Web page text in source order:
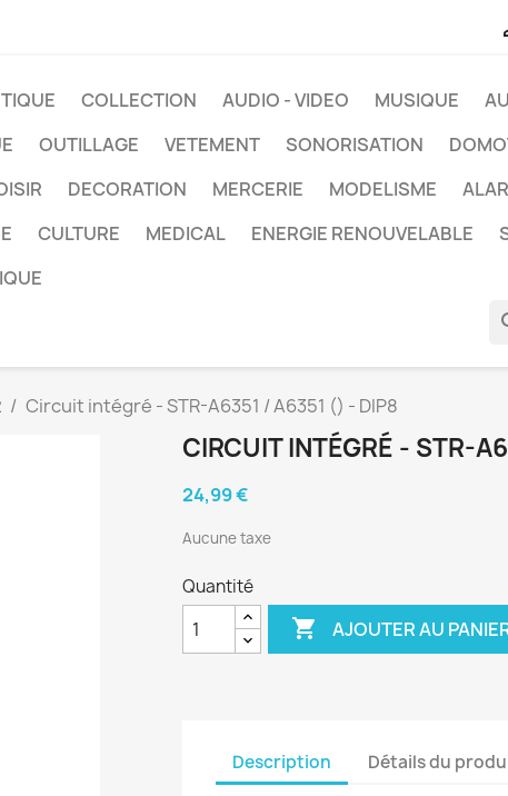
COLLECTION AUDIO - VIDEO MUSIQUE
OUTILLAGE VETEMENT SONORISATION
DECORATION MERCERIE MODELISME
CULTURE MEDICAL ENERGIE RENOUVELABLE
Circuit intégré - STR-A6351 / A6351 () - DIP8
CIRCUIT INTÉGRÉ - STR-
24,99 €
Aucune taxe
Quantité
 AJOUTER AU
Description Détails du